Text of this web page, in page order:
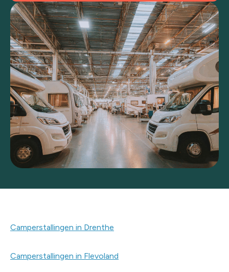
Camperstallingen in Drenthe
Camperstallingen in Flevoland